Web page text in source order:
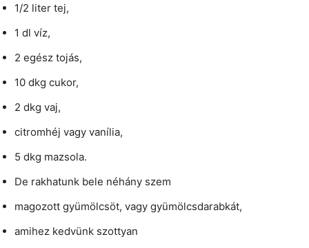
1/2 liter tej,
1 dl víz,
2 egész tojás,
10 dkg cukor,
2 dkg vaj,
citromhéj vagy vanília,
5 dkg mazsola.
De rakhatunk bele néhány szem
magozott gyümölcsöt, vagy gyümölcsdarabkát,
amihez kedvünk szottyan